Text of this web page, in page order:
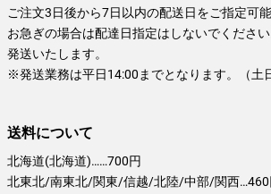
ご注文3日後から7日以内の配送日をご指定可能
お急ぎの場合は配達日指定はしないでくださ
発送いたします。
※発送業務は平日14:00までとなります。（土
送料について
北海道(北海道)……700円
北東北/南東北/関東/信越/北陸/中部/関西…460